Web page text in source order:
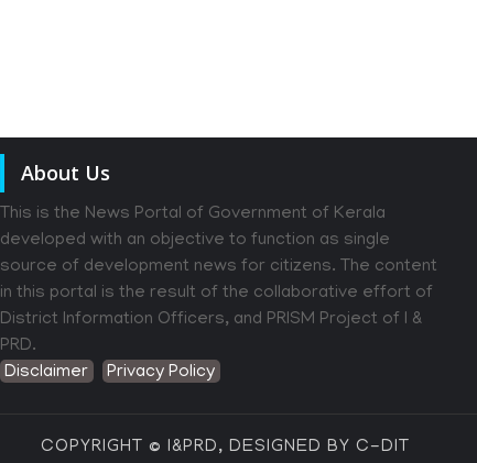
About Us
This is the News Portal of Government of Kerala
developed with an objective to function as single
source of development news for citizens. The content
in this portal is the result of the collaborative effort of
District Information Officers, and PRISM Project of I &
PRD.
Disclaimer
Privacy Policy
COPYRIGHT © I&PRD, DESIGNED BY C-DIT